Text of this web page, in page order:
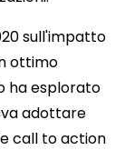
sull'impatto
ottimo
ha esplorato
adottare
call to action